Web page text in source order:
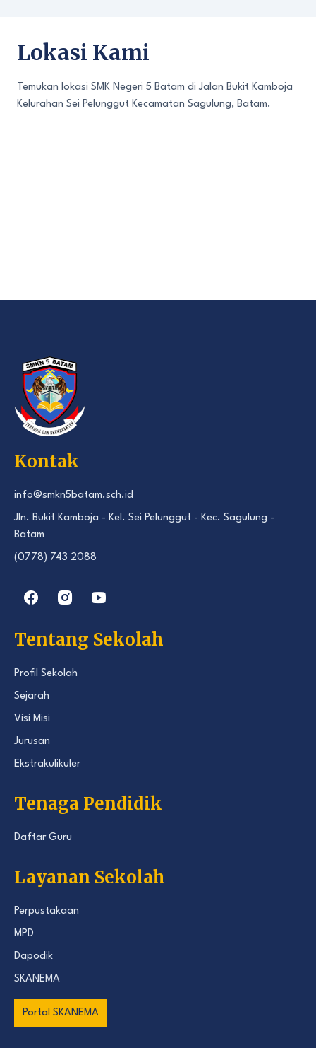
Lokasi Kami
Temukan lokasi SMK Negeri 5 Batam di Jalan Bukit Kamboja
Kelurahan Sei Pelunggut Kecamatan Sagulung, Batam.
Kontak
info@smkn5batam.sch.id
Jln. Bukit Kamboja - Kel. Sei Pelunggut - Kec. Sagulung -
Batam
(0778) 743 2088
Tentang Sekolah
Profil Sekolah
Sejarah
Visi Misi
Jurusan
Ekstrakulikuler
Tenaga Pendidik
Daftar Guru
Layanan Sekolah
Perpustakaan
MPD
Dapodik
SKANEMA
Portal SKANEMA